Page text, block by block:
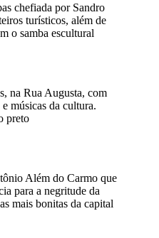
chefiada por Sandro
turísticos, além de
o samba escultural
na Rua Augusta, com
músicas da cultura.
preto
Além do Carmo que
para a negritude da
mais bonitas da capital